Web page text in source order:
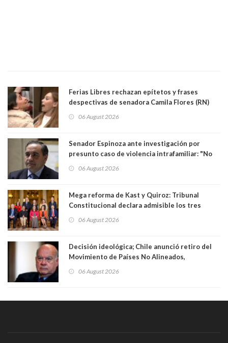
Ferias Libres rechazan epítetos y frases
despectivas de senadora Camila Flores (RN)
06 August 2026
Senador Espinoza ante investigación por
presunto caso de violencia intrafamiliar: "No
antecedentes a Tribunal Supremo
06 August 2026
Mega reforma de Kast y Quiroz: Tribunal
Constitucional declara admisible los tres
06 August 2026
Decisión ideológica; Chile anunció retiro del
Movimiento de Países No Alineados,
1971. Excanciller Insulza lamentó decisión
06 August 2026